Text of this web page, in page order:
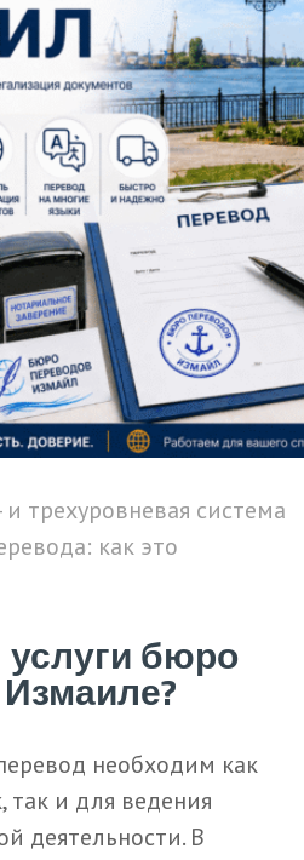
трехуровневая система
как это
бюро
необходим как
так и для ведения
деятельности. В